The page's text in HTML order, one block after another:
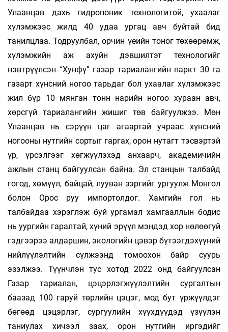
Улаанцав дахь гидропоник технологитой, ухаалаг
хүлэмжээс жилд 40 удаа ургац авч буйтай бид
танилцлаа. Тодруулбал, орчин үеийн тоног төхөөрөмж,
хүлэмжийн аж ахуйн дэвшилтэт технологийг
нэвтрүүлсэн “Хунфү” газар тариалангийн паркт 30 га
газарт хүнсний ногоо тарьдаг бол ухаалаг хүлэмжээс
жил бүр 10 мянган тонн нарийн ногоо хураан авч,
хөрсгүй тариалангийн жишиг төв байгуулжээ. Мөн
Улаанцав нь сэрүүн цаг агаартай учраас хүнсний
ногооны нутгийн сортыг гаргах, орон нутагт тэсвэртэй
үр, үрсэлгээг хөгжүүлэхэд анхаарч, академичийн
ажлын станц байгуулсан байна. Эл станцын талбайд
гогод, хөмүүл, байцай, лууван зэргийг ургуулж Монгол
болон Орос руу импортолдог. Хамгийн гол нь
талбайдаа хэрэглэж буй ур­гамал хамгааллын бодис
нь уургийн гаралтай, хүний эрүүл мэндэд хор нөлөөгүй
гэдгээрээ алдаршин, экологийн цэвэр бүтээгдэхүүний
нийлүүлэлтийн сүлжээнд томоохон байр суурь
эзэлжээ. Түүнчлэн тус хотод 2022 онд байгуулсан
Газар тариалан, цэцэрлэгжүүлэлтийн сургалтын
баазад 100 гаруй төрлийн цэцэг, мод бут үржүүлдэг
бөгөөд цэцэрлэг, сургуулийн хүүхдүүдэд үзүүлэн
таниулах хичээл заах, орон нутгийн иргэдийг